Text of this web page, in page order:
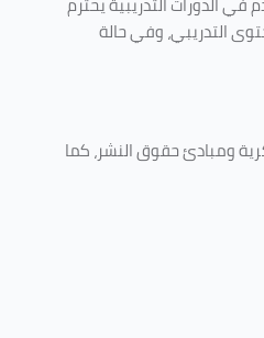
التدريبي، وفي حالة
ومبادئ حقوق النشر، كما